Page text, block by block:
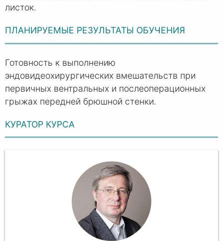
листок.
ПЛАНИРУЕМЫЕ РЕЗУЛЬТАТЫ ОБУЧЕНИЯ
Готовность к выполнению
эндовидеохирургических вмешательств при
первичных вентральных и послеоперационных
грыжах передней брюшной стенки.
КУРАТОР КУРСА